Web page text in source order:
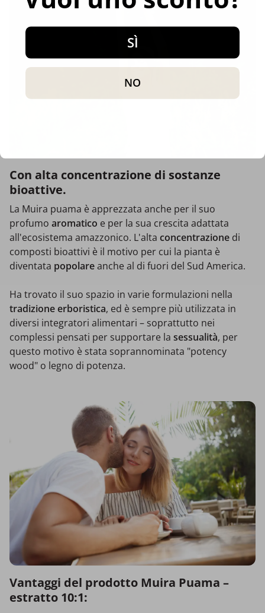
Con alta concentrazione di sostanze
bioattive.
La Muira puama è apprezzata anche per il suo
profumo aromatico e per la sua crescita adattata
all'ecosistema amazzonico. L'alta concentrazione di
composti bioattivi è il motivo per cui la pianta è
diventata popolareanche al di fuori del Sud America.
Ha trovato il suo spazio in varie formulazioni nella
tradizioneerboristica, ed è sempre più utilizzata in
diversi integratori alimentari – soprattutto nei
complessi pensati per supportare la sessualità, per
questo motivo è stata soprannominata "potency
wood" o legno di potenza.
Vantaggi del prodotto Muira Puama –
estratto 10:1:
SÌ
NO